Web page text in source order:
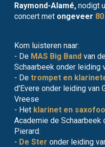
Raymond-Alamé,nodigt
concert met ongeveer
Kom luisteren naar:
- De MAS Big Band van
Schaarbeek onder leiding
- Detrompet en
d'Evere onder leiding van
Vreese
- Het klarinet en
Academie de Schaarbeek
Pierard.
- De Ster onder leiding